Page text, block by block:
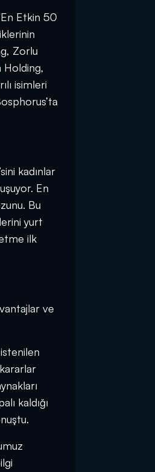
Etkin 50
Zorlu
Holding,
isimleri
kadınlar
En
Bu
yurt
ilk
ve
kaldığı